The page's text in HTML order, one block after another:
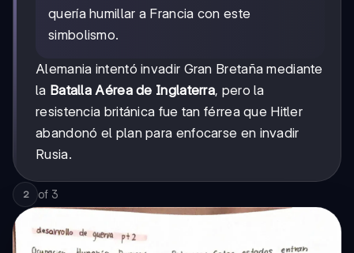
quería humillar a Francia con este
simbolismo.
Alemania intentó invadir Gran Bretaña mediante
la Batalla Aérea de Inglaterra, pero la
resistencia británica fue tan férrea que Hitler
abandonó el plan para enfocarse en invadir
Rusia.
2 of 3